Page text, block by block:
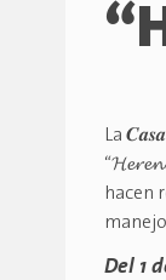
La
hacen
Del 1